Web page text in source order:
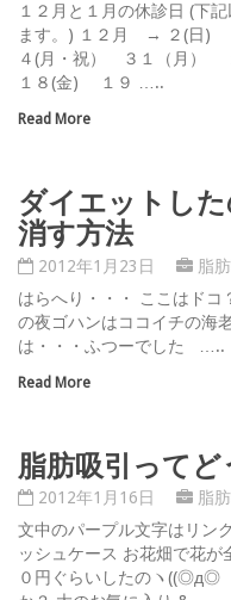
１２月と１月の休診日 (下
ます。) １２月 → ２(日)
４(月・祝） ３１（月
１８(金) １９ …..
Read More
ダイエットし
消す方法
2012年1月23日
脂
はらへり・・・ ここはド
の夜ゴハンはココイチの
は・・・ふつーでした …..
Read More
脂肪吸引ってど
2012年1月16日
脂肪
文中のパープル文字はリン
ッシュケース お花畑で花が
０円ぐらいしたのヽ((◎д◎